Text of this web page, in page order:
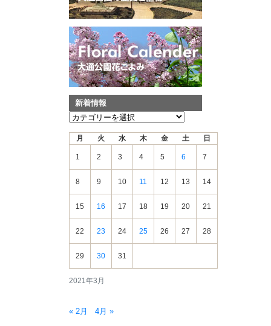
新着情報
新
2021年3月
月 火 水 木 金 土 日
1 2 3 4 5 6 7
8 9 10 11 12 13 14
15 16 17 18 19 20 21
22 23 24 25 26 27 28
29 30 31
« 2月 4月 »